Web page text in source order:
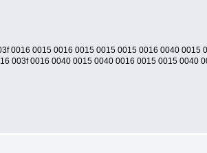
0016 0015 0016 0015 0015 0015 0016 0040 0015
003f 0016 0040 0015 0040 0016 0015 0015 0040